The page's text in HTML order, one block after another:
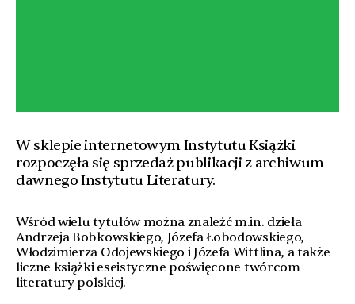
W sklepie internetowym Instytutu Książki
rozpoczęła się sprzedaż publikacji z archiwum
dawnego Instytutu Literatury.
Wśród wielu tytułów można znaleźć m.in. dzieła
Andrzeja Bobkowskiego, Józefa Łobodowskiego,
Włodzimierza Odojewskiego i Józefa Wittlina, a także
liczne książki eseistyczne poświęcone twórcom
literatury polskiej.